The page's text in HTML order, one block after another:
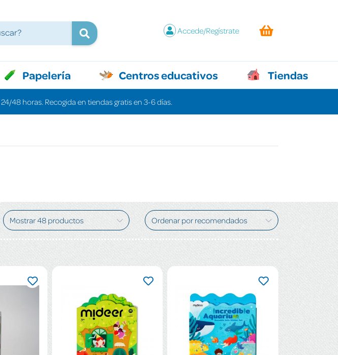
Accede/Regístrate
Papelería Centros educativos Tiendas
48 horas. Recogida en tiendas gratis en 3-6 días.